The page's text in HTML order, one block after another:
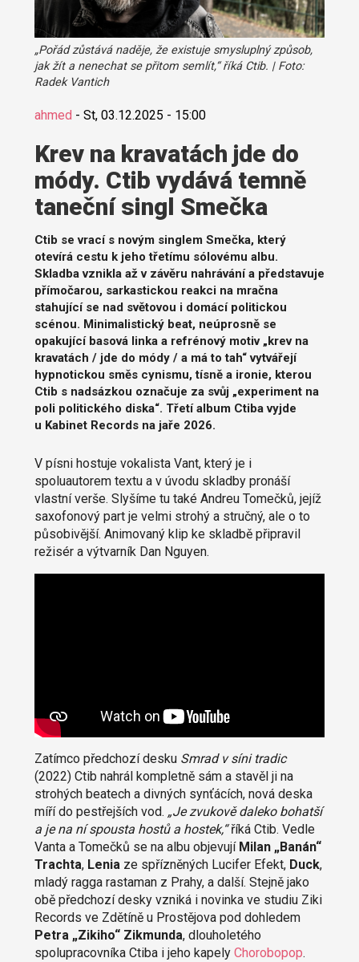
„Pořád zůstává naděje, že existuje smysluplný způsob,
jak žít a nenechat se přitom semlít,“ říká Ctib. | Foto:
Radek Vantich
ahmed - St, 03.12.2025 - 15:00
Krev na kravatách jde do
módy. Ctib vydává temně
taneční singl Smečka
Ctib se vrací s novým singlem Smečka, který
otevírá cestu k jeho třetímu sólovému albu.
Skladba vznikla až v závěru nahrávání a představuje
přímočarou, sarkastickou reakci na mračna
stahující se nad světovou i domácí politickou
scénou. Minimalistický beat, neúprosně se
opakující basová linka a refrénový motiv „krev na
kravatách / jde do módy / a má to tah“ vytvářejí
hypnotickou směs cynismu, tísně a ironie, kterou
Ctib s nadsázkou označuje za svůj „experiment na
poli politického diska“. Třetí album Ctiba vyjde
u Kabinet Records na jaře 2026.
V písni hostuje vokalista Vant, který je i
spoluautorem textu a v úvodu skladby pronáší
vlastní verše. Slyšíme tu také Andreu Tomečků, jejíž
saxofonový part je velmi strohý a stručný, ale o to
působivější. Animovaný klip ke skladbě připravil
režisér a výtvarník Dan Nguyen.
Zatímco předchozí desku Smrad v síni tradic
(2022) Ctib nahrál kompletně sám a stavěl ji na
strohých beatech a divných synťácích, nová deska
míří do pestřejších vod. „Je zvukově daleko bohatší
a je na ní spousta hostů a hostek,“říká Ctib. Vedle
Vanta a Tomečků se na albu objevují Milan „Banán“
Trachta, Leniaze spřízněných Lucifer Efekt, Duck,
mladý ragga rastaman z Prahy, a další. Stejně jako
obě předchozí desky vzniká i novinka ve studiu Ziki
Records ve Zdětíně u Prostějova pod dohledem
Petra „Zikiho“ Zikmunda, dlouholetého
spolupracovníka Ctiba i jeho kapely Chorobopop.